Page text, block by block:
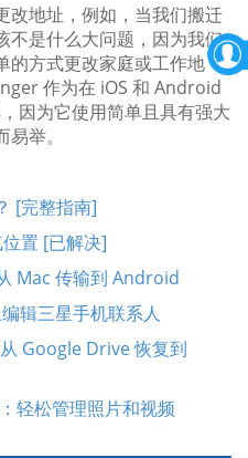
改地址，例如，当我们搬迁
不是什么大问题，因为我们
的方式更改家庭或工作地
作为在 iOS 和 Android
因为它使用简单且具有强大
举。
[完整指南]
置 [已解决]
Mac 传输到 Android
辑三星手机联系人
Google Drive 恢复到
轻松管理照片和视频